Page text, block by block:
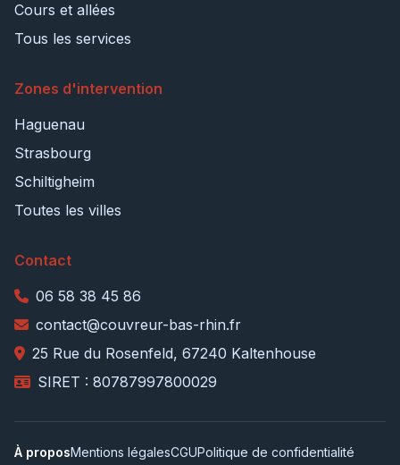
Cours et allées
Tous les services
Zones d'intervention
Haguenau
Strasbourg
Schiltigheim
Toutes les villes
Contact
06 58 38 45 86
contact@couvreur-bas-rhin.fr
25 Rue du Rosenfeld, 67240 Kaltenhouse
SIRET : 80787997800029
À proposMentions légalesCGUPolitique de confidentialité